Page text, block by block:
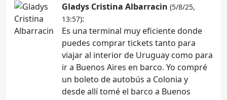
Gladys Cristina Albarracin (5/8/25,
13:57):
Es una terminal muy eficiente donde
puedes comprar tickets tanto para
viajar al interior de Uruguay como para
ir a Buenos Aires en barco. Yo compré
un boleto de autobús a Colonia y
desde allí tomé el barco a Buenos